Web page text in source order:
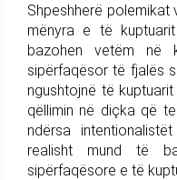
Shpeshherë polemikat
mënyra e të
bazohen vetëm në
sipërfaqësor të fjalës
ngushtojnë të
qëllimin në diçka që
ndërsa
realisht mund të
sipërfaqësore e të